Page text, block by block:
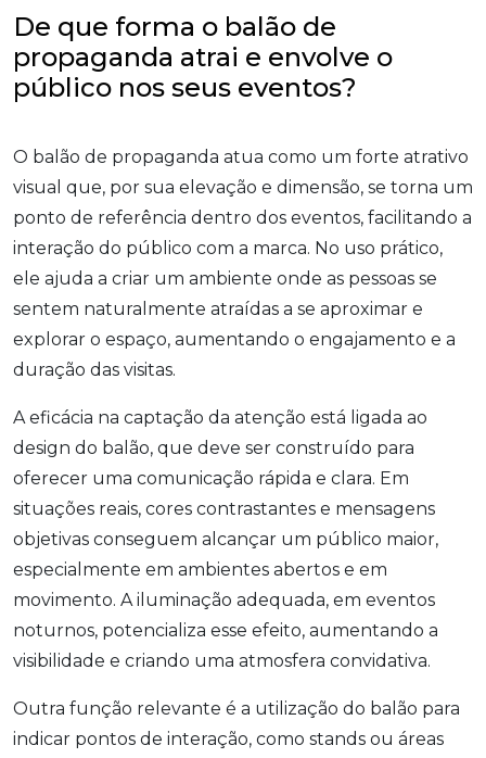
De que forma o balão de
propaganda atrai e envolve o
público nos seus eventos?
O balão de propaganda atua como um forte atrativo
visual que, por sua elevação e dimensão, se torna um
ponto de referência dentro dos eventos, facilitando a
interação do público com a marca. No uso prático,
ele ajuda a criar um ambiente onde as pessoas se
sentem naturalmente atraídas a se aproximar e
explorar o espaço, aumentando o engajamento e a
duração das visitas.
A eficácia na captação da atenção está ligada ao
design do balão, que deve ser construído para
oferecer uma comunicação rápida e clara. Em
situações reais, cores contrastantes e mensagens
objetivas conseguem alcançar um público maior,
especialmente em ambientes abertos e em
movimento. A iluminação adequada, em eventos
noturnos, potencializa esse efeito, aumentando a
visibilidade e criando uma atmosfera convidativa.
Outra função relevante é a utilização do balão para
indicar pontos de interação, como stands ou áreas